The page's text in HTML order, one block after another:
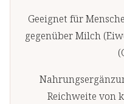
Geeignet für
gegenüber Milch
Reichweite von